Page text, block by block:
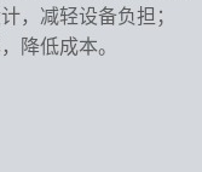
，减轻设备负担；
降低成本。